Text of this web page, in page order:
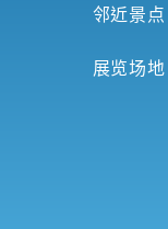
邻近景点
展览场地